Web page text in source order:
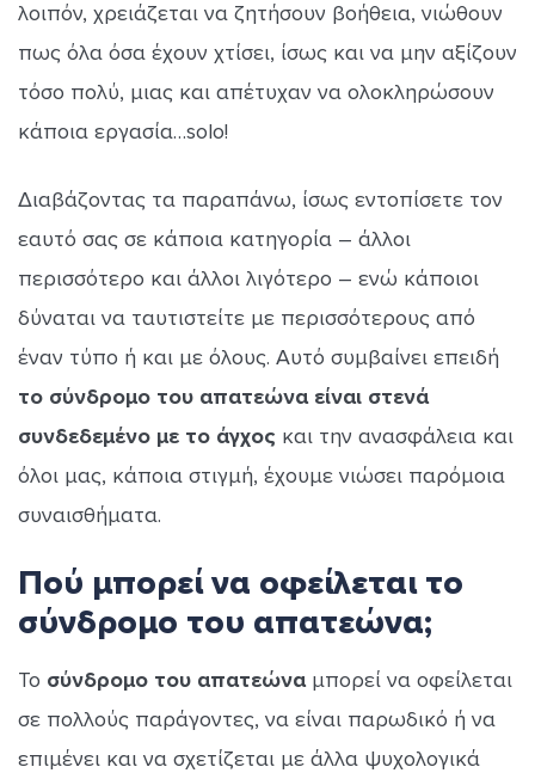
λοιπόν, χρειάζεται να ζητήσουν βοήθεια, νιώθουν
πως όλα όσα έχουν χτίσει, ίσως και να μην αξίζουν
τόσο πολύ, μιας και απέτυχαν να ολοκληρώσουν
κάποια εργασία…solo!
Διαβάζοντας τα παραπάνω, ίσως εντοπίσετε τον
εαυτό σας σε κάποια κατηγορία – άλλοι
περισσότερο και άλλοι λιγότερο – ενώ κάποιοι
δύναται να ταυτιστείτε με περισσότερους από
έναν τύπο ή και με όλους. Αυτό συμβαίνει επειδή
το σύνδρομο του απατεώνα είναι στενά
συνδεδεμένο με το άγχος και την ανασφάλεια και
όλοι μας, κάποια στιγμή, έχουμε νιώσει παρόμοια
συναισθήματα.
Πού μπορεί να οφείλεται το
σύνδρομο του απατεώνα;
Το σύνδρομο του απατεώναμπορεί να οφείλεται
σε πολλούς παράγοντες, να είναι παρωδικό ή να
επιμένει και να σχετίζεται με άλλα ψυχολογικά